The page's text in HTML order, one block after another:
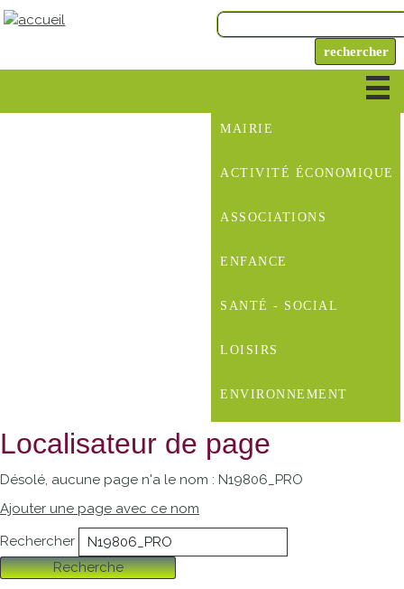
MAIRIE
ACTIVITÉ ÉCONOMIQUE
ASSOCIATIONS
ENFANCE
SANTÉ - SOCIAL
LOISIRS
ENVIRONNEMENT
Localisateur de page
Désolé, aucune page n'a le nom : N19806_PRO
Ajouter une page avec ce nom
Rechercher
Recherche